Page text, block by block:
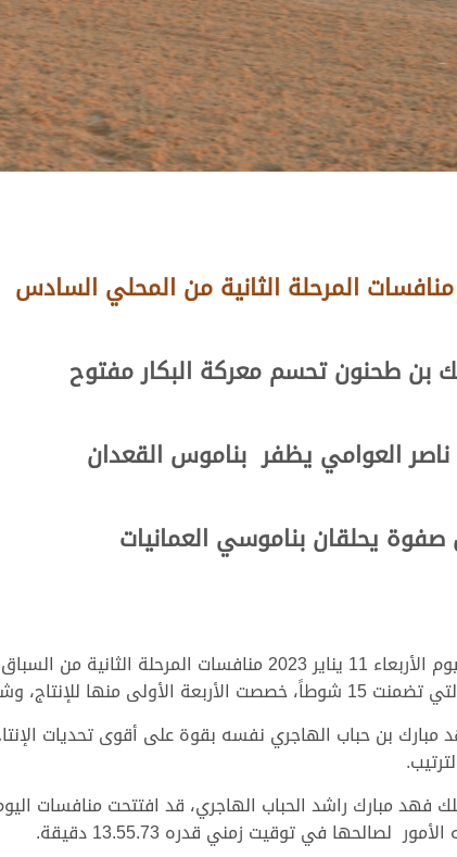
المرحلة الثانية من المحلي السادس
بن طحنون تحسم معركة البكار مفتوح
العوامي يظفر بناموس القعدان
صفوة يحلقان بناموسي العمانيات
انطلقت صباح اليوم الأربعاء 11 يناير 2023
بن حباب الهاجري نفسه بقوة على أقوى تحديات
فهد مبارك راشد الحباب الهاجري، قد افتتحت منافسات
لصالحها في توقيت زمني قدره 13.55.73 دقيقة.